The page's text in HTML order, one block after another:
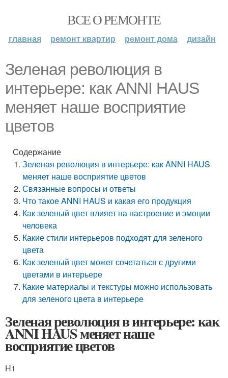
ВСЕ О РЕМОНТЕ
главная ремонт квартир ремонт дома дизайн
Зеленая революция в
интерьере: как ANNI HAUS
меняет наше восприятие
цветов
Содержание
Зеленая революция в интерьере: как ANNI HAUS
меняет наше восприятие цветов
Связанные вопросы и ответы
Что такое ANNI HAUS и какая его продукция
Как зеленый цвет влияет на настроение и эмоции
человека
Какие стили интерьеров подходят для зеленого
цвета
Как зеленый цвет может сочетаться с другими
цветами в интерьере
Какие материалы и текстуры можно использовать
для зеленого цвета в интерьере
Зеленая революция в интерьере: как
ANNI HAUS меняет наше
восприятие цветов
H1